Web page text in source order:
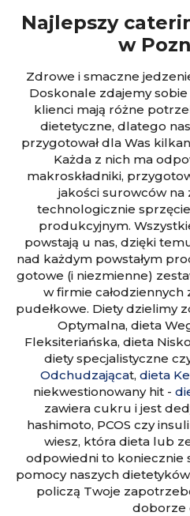
Najlepszy
w
Zdrowe i smaczne
Doskonale zdajemy
klienci mają różne
dietetyczne, dlatego
przygotował dla Was
Każda z nich ma
makroskładniki,
jakości surowców na
technologicznie
produkcyjnym.
powstają u nas, dzięki
nad każdym powstałym
gotowe (i niezmienne)
w firmie całodziennych
pudełkowe. Diety dzielimy
Optymalna, dieta
Fleksiteriańska, dieta
diety specjalistyczne
Odchudzającat, dieta
niekwestionowany hit -
zawiera cukru i jest
hashimoto, PCOS czy
wiesz, która dieta lub
odpowiedni to koniecznie
pomocy naszych
policzą Twoje
doborze